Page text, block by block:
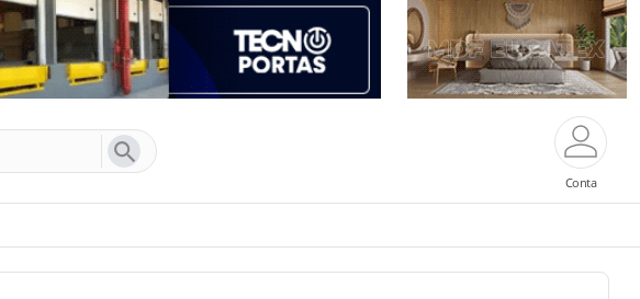
Conta